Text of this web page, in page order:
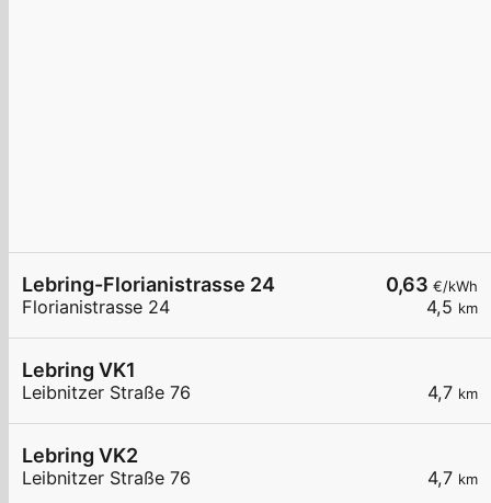
0,63 €/kWh
4,5 km
Lebring-Florianistrasse 24
Florianistrasse 24
4,7 km
Lebring VK1
Leibnitzer Straße 76
4,7 km
Lebring VK2
Leibnitzer Straße 76